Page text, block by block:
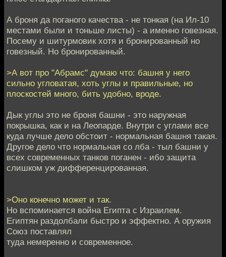
А броня да поганого качества - не тонкая (на Ил-10
местами были и тоньше листы) - а именно говезная.
Посему и шитурмовик хотя и бронированный но
говезный. Но бронированный.
>А вот про "Абрамс" думаю что: башня у него
сильно угловатая, хоть углы и правильные, но
плоскостей много, бить удобно, вроде.
Дык углы это не броня башни - это наружная
покрышка, как и на Леопарде. Внутри с углами все
куда лучше дело обстоит - нормальная башня такая.
Другое дело что нормальная со лба - тыл башни у
всех современных танков поганен - ибо защита
слишком уж дифференцированная.
>Оно конечно может и так.
Но вспоминается война Египта с Израилем.
Египтян раздолбали быстро и эффектно. А оружия
Союз поставлял
туда немеренно и современное.